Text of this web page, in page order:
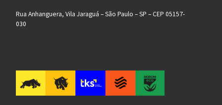
Rua Anhanguera, Vila Jaraguá – São Paulo – SP – CEP 05157-
030